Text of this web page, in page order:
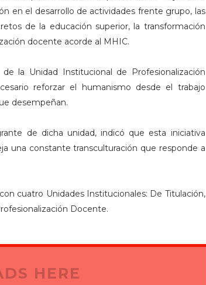
en el desarrollo de actividades frente grupo, las
de la educación superior, la transformación
docente acorde al MHIC.
la Unidad Institucional de Profesionalización
reforzar el humanismo desde el trabajo
desempeñan.
de dicha unidad, indicó que esta iniciativa
una constante transculturación que responde a
cuatro Unidades Institucionales: De Titulación,
Docente.
HERE